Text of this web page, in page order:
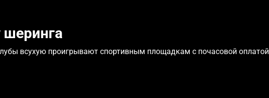
шеринга
всухую проигрывают спортивным площадкам с почасовой оплатой